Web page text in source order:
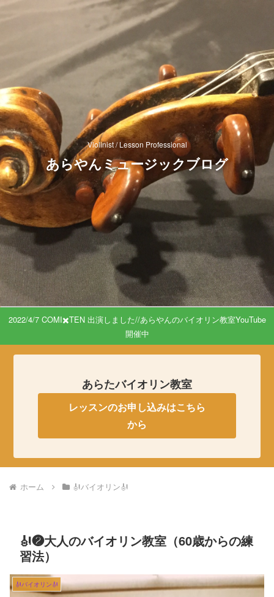
Violinist / Lesson Professional
あらやんミュージックブログ
2022/4/7 COMI✖️TEN 出演しました//あらやんのバイオリン教室YouTube
開催中
あらたバイオリン教室
レッスンのお申し込みはこちら
から
ホーム 🎻バイオリン🎻
🎻❷大人のバイオリン教室（60歳からの練
習法）
🎻バイオリン🎻